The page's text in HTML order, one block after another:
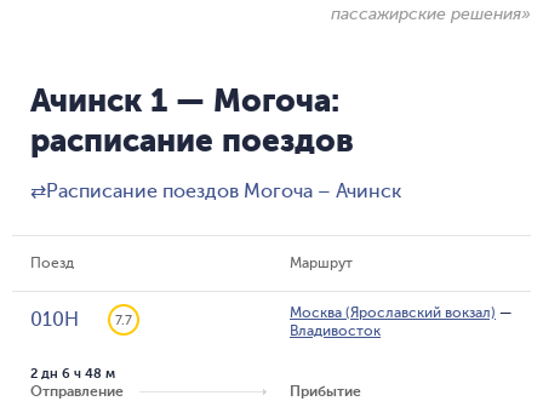
пассажирские решения»
Ачинск 1 — Могоча:
расписание поездов
⇄Расписание поездов Могоча – Ачинск
Поезд Маршрут
010Н 7.7 Москва (Ярославский вокзал) —
Владивосток
Отправление
2 дн 6 ч 48 м
Прибытие